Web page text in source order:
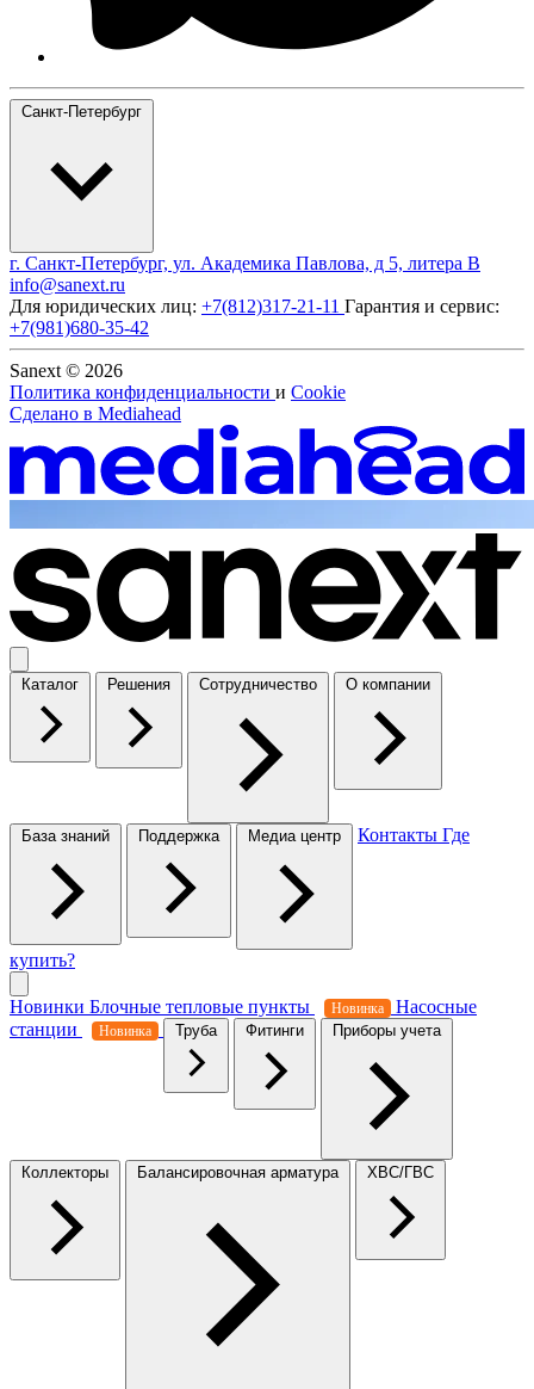
Санкт-Петербург
г. Санкт-Петербург, ул. Академика Павлова, д 5, литера В
info@sanext.ru
Для юридических лиц: +7(812)317-21-11 Гарантия и сервис:
+7(981)680-35-42
Sanext © 2026
Политика конфиденциальности и Cookie
Сделано в Mediahead
Каталог Решения Сотрудничество О компании
База знаний Поддержка Медиа центр Контакты Где
купить?
Новинки Блочные тепловые пункты Новинка
Насосные
станции
Новинка Труба Фитинги Приборы учета
Коллекторы Балансировочная арматура ХВС/ГВС